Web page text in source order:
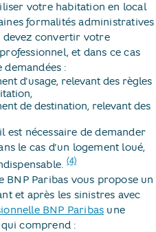
votre habitation en local
formalités administratives
devez convertir votre
et dans ce cas
:
d'usage, relevant des règles
de destination, relevant des
est nécessaire de demander
le cas d’un logement loué,
(4)
BNP Paribas vous propose un
et après les sinistres avec
BNP Paribas une
comprend :